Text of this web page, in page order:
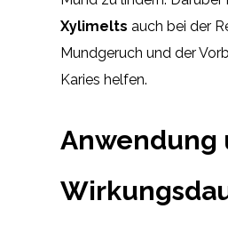
Xylimelts auch bei der
Mundgeruch und der
Karies helfen.
Anwendung